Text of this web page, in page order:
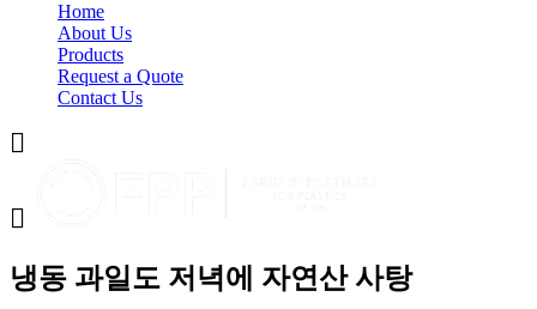
Home
About Us
Products
Request a Quote
Contact Us
냉동 과일도 저녁에 자연산 사탕